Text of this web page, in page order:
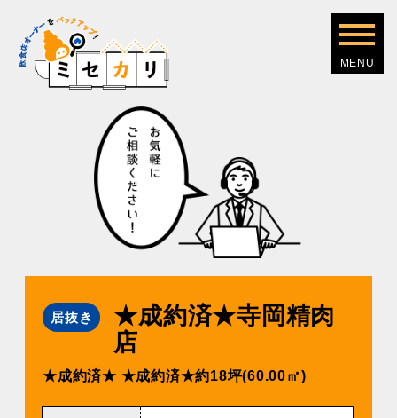
居抜き
★成約済★寺岡精⾁
店
★成約済★ ★成約済★約18坪(60.00㎡)